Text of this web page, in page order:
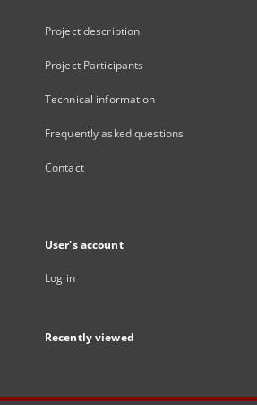
Project description
Project Participants
Technical information
Frequently asked questions
Contact
User's account
Log in
Recently viewed